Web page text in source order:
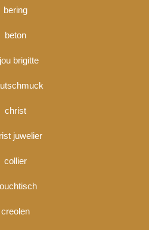
bering
beton
brigitte
christ
juwelier
collier
creolen